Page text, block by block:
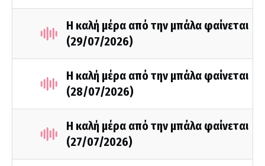
Η καλή μέρα από την μπάλα φαίνεται
(29/07/2026)
Η καλή μέρα από την μπάλα φαίνεται
(28/07/2026)
Η καλή μέρα από την μπάλα φαίνεται
(27/07/2026)